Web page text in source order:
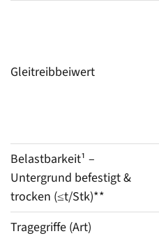
Gleitreibbeiwert
Belastbarkeit¹ –
Untergrund befestigt &
trocken (≤t/Stk)**
Tragegriffe (Art)